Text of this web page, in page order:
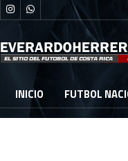
INICIO FUTBOL